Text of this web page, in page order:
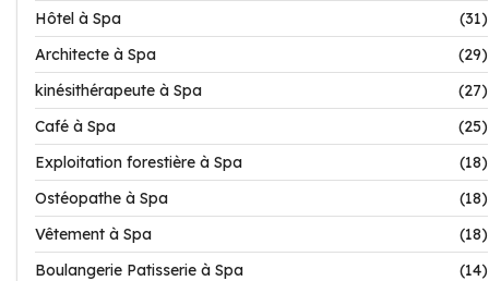
Hôtel à Spa
(31)
Architecte à Spa
(29)
kinésithérapeute à Spa
(27)
Café à Spa
(25)
Exploitation forestière à Spa
(18)
Ostéopathe à Spa
(18)
Vêtement à Spa
(18)
Boulangerie Patisserie à Spa
(14)